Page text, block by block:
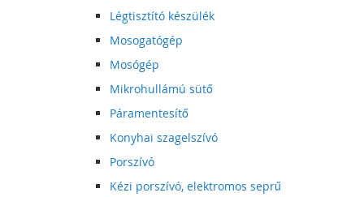
Légtisztító készülék
Mosogatógép
Mosógép
Mikrohullámú sütő
Páramentesítő
Konyhai szagelszívó
Porszívó
Kézi porszívó, elektromos seprű